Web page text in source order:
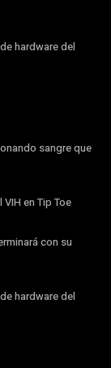
hardware del
sangre que
en Tip Toe
con su
hardware del